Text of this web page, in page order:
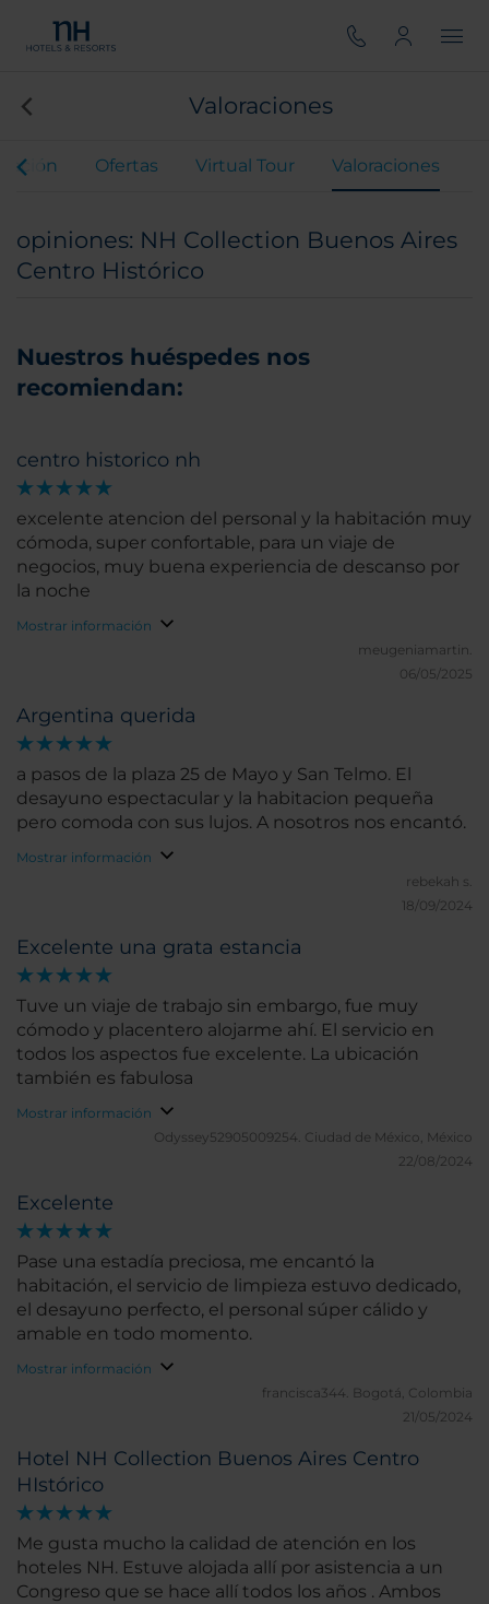
Valoraciones
Ofertas Virtual Tour Valoraciones
opiniones: NH Collection Buenos Aires
Centro Histórico
Nuestros huéspedes nos
recomiendan:
centro historico nh
excelente atencion del personal y la habitación muy
cómoda, super confortable, para un viaje de
negocios, muy buena experiencia de descanso por
la noche
Mostrar información
meugeniamartin.
06/05/2025
Argentina querida
a pasos de la plaza 25 de Mayo y San Telmo. El
desayuno espectacular y la habitacion pequeña
pero comoda con sus lujos. A nosotros nos encantó.
Mostrar información
rebekah s.
18/09/2024
Excelente una grata estancia
Tuve un viaje de trabajo sin embargo, fue muy
cómodo y placentero alojarme ahí. El servicio en
todos los aspectos fue excelente. La ubicación
también es fabulosa
Mostrar información
Odyssey52905009254. Ciudad de México, México
22/08/2024
Excelente
Pase una estadía preciosa, me encantó la
habitación, el servicio de limpieza estuvo dedicado,
el desayuno perfecto, el personal súper cálido y
amable en todo momento.
Mostrar información
francisca344. Bogotá, Colombia
21/05/2024
Hotel NH Collection Buenos Aires Centro
HIstórico
Me gusta mucho la calidad de atención en los
hoteles NH. Estuve alojada allí por asistencia a un
Congreso que se hace allí todos los años . Ambos